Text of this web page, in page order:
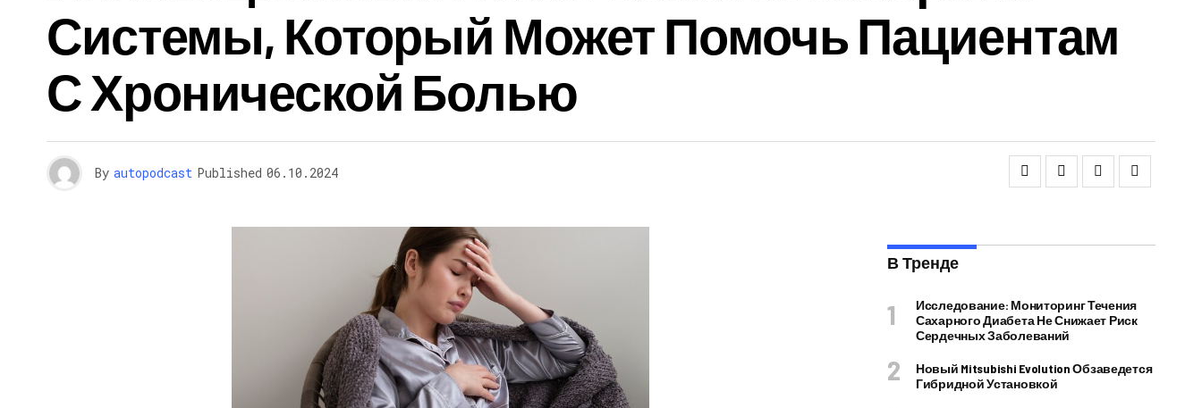
Системы, Который Может Помочь Пациентам
С Хронической Болью
By autopodcast Published 06.10.2024
В Тренде
Исследование: Мониторинг Течения
Сахарного Диабета Не Снижает Риск
Сердечных Заболеваний
Новый Mitsubishi Evolution Обзаведется
Гибридной Установкой